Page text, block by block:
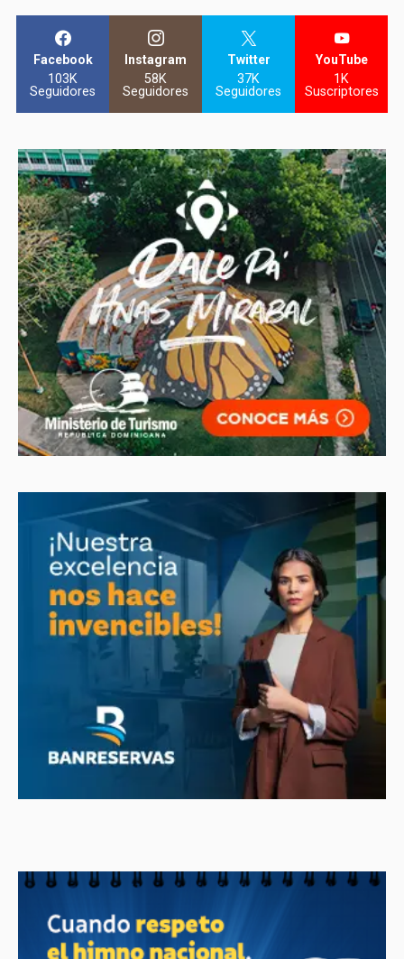
Facebook
103K
Seguidores
Instagram
58K
Seguidores
Twitter
37K
Seguidores
YouTube
1K
Suscriptores